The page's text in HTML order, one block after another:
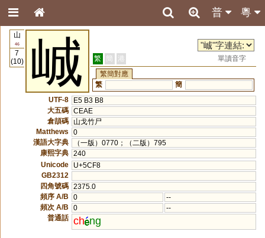
粵
普
山
46
7
(10)
峸 繁 簡 港
單讀音字
繁簡對應
繁
簡
UTF-8
E5 B3 B8
大五碼 CEAE
倉頡碼
山戈竹尸
Matthews
0
漢語大字典
（一版）0770；（二版）795
康熙字典 240
Unicode
U+5CF8
GB2312
四角號碼 2375.0
頻序 A/B
0
--
頻次 A/B
0
--
普通話 ch ng